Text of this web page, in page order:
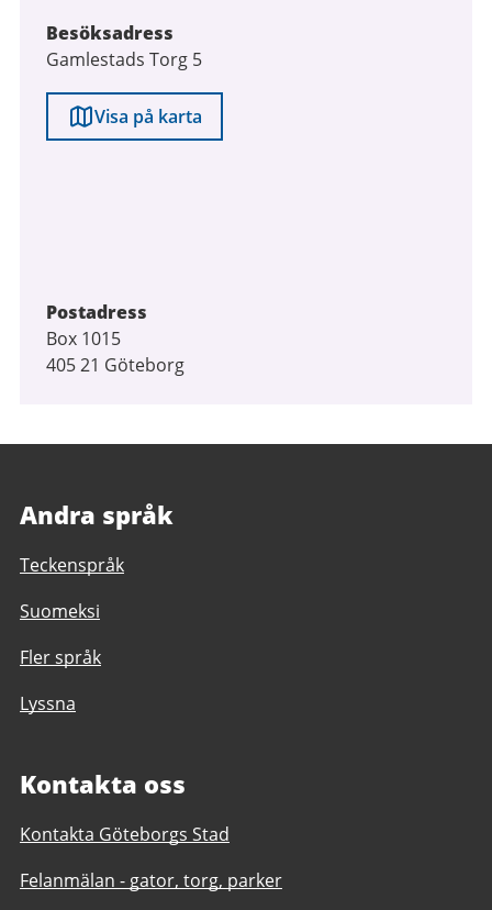
Besöksadress
Gamlestads Torg 5
Visa på karta
Postadress
Box 1015
405 21 Göteborg
Andra språk
Teckenspråk
Suomeksi
Fler språk
Lyssna
Kontakta oss
Kontakta Göteborgs Stad
Felanmälan - gator, torg, parker